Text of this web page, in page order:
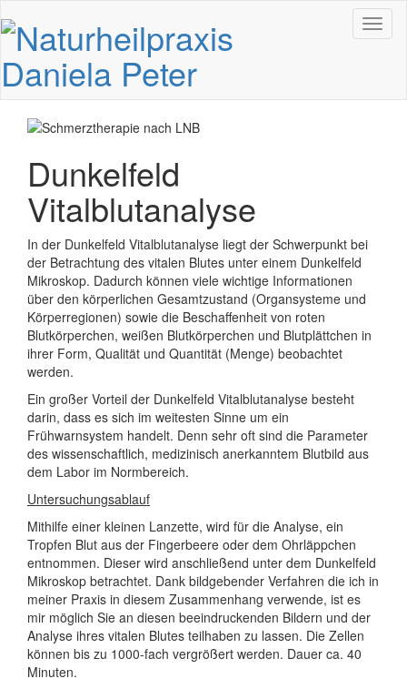
Dunkelfeld
Vitalblutanalyse
In der Dunkelfeld Vitalblutanalyse liegt der Schwerpunkt bei
der Betrachtung des vitalen Blutes unter einem Dunkelfeld
Mikroskop. Dadurch können viele wichtige Informationen
über den körperlichen Gesamtzustand (Organsysteme und
Körperregionen) sowie die Beschaffenheit von roten
Blutkörperchen, weißen Blutkörperchen und Blutplättchen in
ihrer Form, Qualität und Quantität (Menge) beobachtet
werden.
Ein großer Vorteil der Dunkelfeld Vitalblutanalyse besteht
darin, dass es sich im weitesten Sinne um ein
Frühwarnsystem handelt. Denn sehr oft sind die Parameter
des wissenschaftlich, medizinisch anerkanntem Blutbild aus
dem Labor im Normbereich.
Untersuchungsablauf
Mithilfe einer kleinen Lanzette, wird für die Analyse, ein
Tropfen Blut aus der Fingerbeere oder dem Ohrläppchen
entnommen. Dieser wird anschließend unter dem Dunkelfeld
Mikroskop betrachtet. Dank bildgebender Verfahren die ich in
meiner Praxis in diesem Zusammenhang verwende, ist es
mir möglich Sie an diesen beeindruckenden Bildern und der
Analyse ihres vitalen Blutes teilhaben zu lassen. Die Zellen
können bis zu 1000-fach vergrößert werden. Dauer ca. 40
Minuten.